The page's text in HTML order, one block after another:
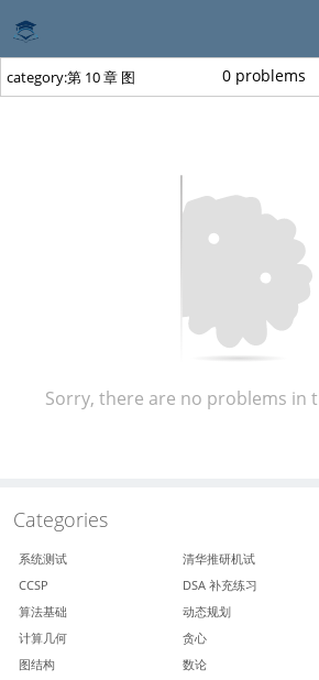
0 problems
Sorry, there are no problems in
Categories
系统测试 清华推研机试
CCSP
DSA 补充练习
算法基础
动态规划
计算几何
贪心
图结构
数论